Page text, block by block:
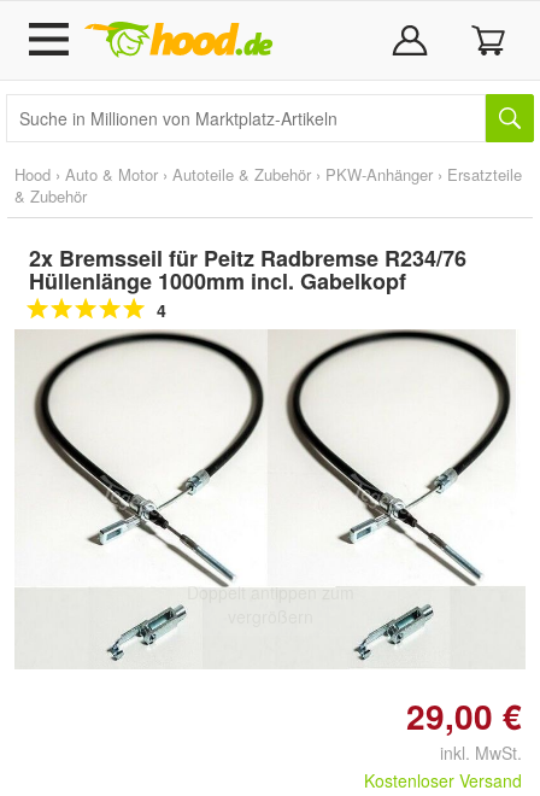
Hood › Auto & Motor › Autoteile & Zubehör › PKW-Anhänger › Ersatzteile
& Zubehör
2x Bremsseil für Peitz Radbremse R234/76
Hüllenlänge 1000mm incl. Gabelkopf
4
Doppelt antippen zum
29,00 €
inkl. MwSt.
Kostenloser Versand